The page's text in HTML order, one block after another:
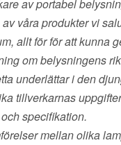
av portabel
våra produkter vi
allt för för att kunna
om belysningens
underlättar i den
tillverkarnas
specifikation.
mellan olika